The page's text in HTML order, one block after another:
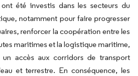
été investis dans les secteurs du
notamment pour faire progresser
renforcer la coopération entre les
maritimes et la logistique maritime,
accès aux corridors de transport
et terrestre. En conséquence, les